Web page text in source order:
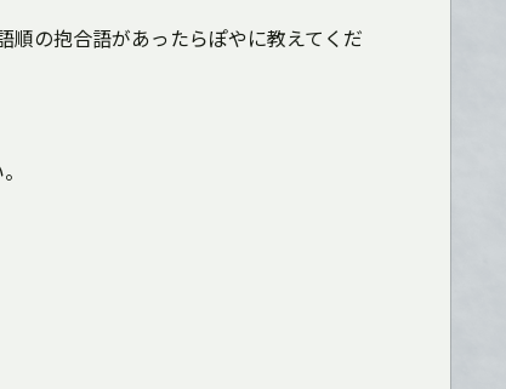
の抱合語があったらぽやに教えてくだ